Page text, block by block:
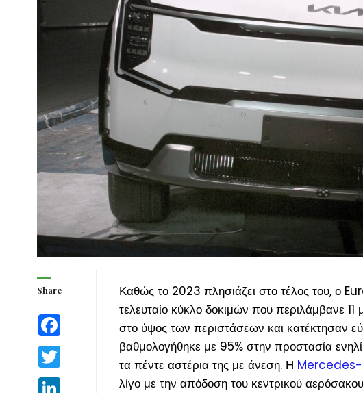
Share
Facebook
Twitter
LinkedIn
Καθώς το 2023 πλησιάζει στο τέλος του, ο
τελευταίο κύκλο δοκιμών που περιλάμβανε
στο ύψος των περιστάσεων και κατέκτησαν
βαθμολογήθηκε με 95% στην προστασία
τα πέντε αστέρια της με άνεση. Η Mercedes-
λίγο με την απόδοση του κεντρικού